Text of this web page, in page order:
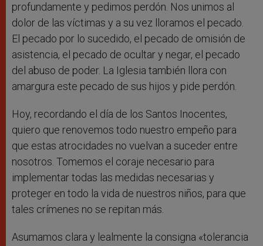
profundamente y pedimos perdón. Nos unimos al
dolor de las víctimas y a su vez lloramos el pecado.
El pecado por lo sucedido, el pecado de omisión de
asistencia, el pecado de ocultar y negar, el pecado
del abuso de poder. La Iglesia también llora con
amargura este pecado de sus hijos y pide perdón.
Hoy, recordando el día de los Santos Inocentes,
quiero que renovemos todo nuestro empeño para
que estas atrocidades no vuelvan a suceder entre
nosotros. Tomemos el coraje necesario para
implementar todas las medidas necesarias y
proteger en todo la vida de nuestros niños, para que
tales crímenes no se repitan más.
Asumamos clara y lealmente la consigna «tolerancia